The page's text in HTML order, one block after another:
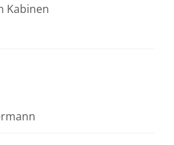
Kabinen